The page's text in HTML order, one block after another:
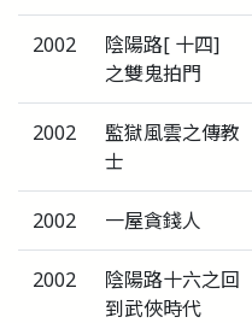
2002
陰陽路[ 十四]
之雙鬼拍門
2002
監獄風雲之傳教
士
2002 一屋貪錢人
2002
陰陽路十六之回
到武俠時代